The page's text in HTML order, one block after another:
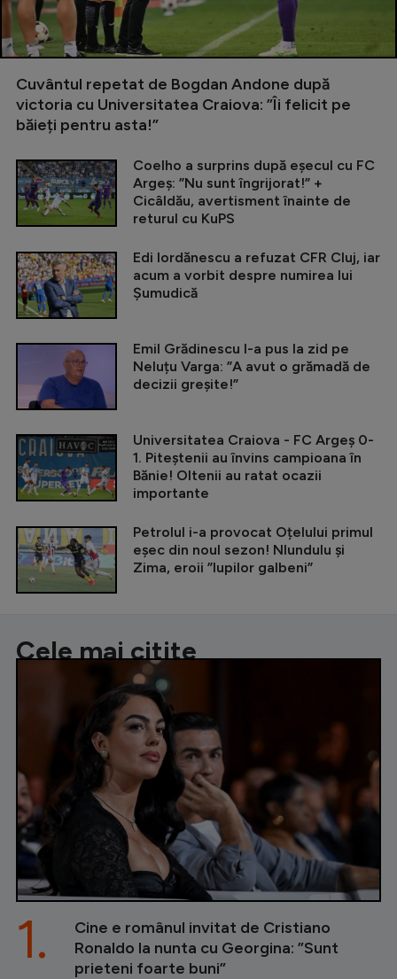
Cuvântul repetat de Bogdan Andone după
victoria cu Universitatea Craiova: ”Îi felicit pe
băieți pentru asta!”
Coelho a surprins după eșecul cu FC
Argeș: ”Nu sunt îngrijorat!” +
Cicâldău, avertisment înainte de
returul cu KuPS
Edi Iordănescu a refuzat CFR Cluj, iar
acum a vorbit despre numirea lui
Șumudică
Emil Grădinescu l-a pus la zid pe
Neluțu Varga: ”A avut o grămadă de
decizii greșite!”
Universitatea Craiova - FC Argeș 0-
1. Piteștenii au învins campioana în
Bănie! Oltenii au ratat ocazii
importante
Petrolul i-a provocat Oțelului primul
eșec din noul sezon! Nlundulu și
Zima, eroii ”lupilor galbeni”
Cele mai citite
Cine e românul invitat de Cristiano
Ronaldo la nunta cu Georgina: ”Sunt
prieteni foarte buni”
1.